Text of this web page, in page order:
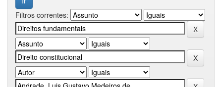
Filtros correntes: